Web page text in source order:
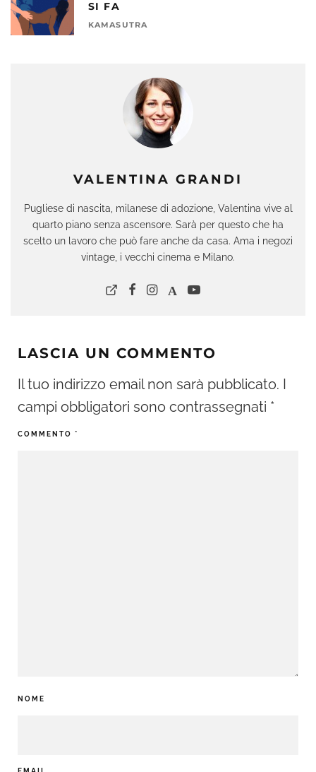
VALENTINA GRANDI
Pugliese di nascita, milanese di adozione, Valentina vive al
quarto piano senza ascensore. Sarà per questo che ha
scelto un lavoro che può fare anche da casa. Ama i negozi
vintage, i vecchi cinema e Milano.
SI FA
KAMASUTRA
LASCIA UN COMMENTO
Il tuo indirizzo email non sarà pubblicato. I
campi obbligatori sono contrassegnati *
COMMENTO *
NOME